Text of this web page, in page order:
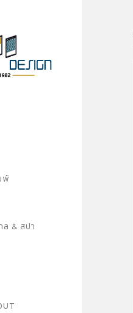
พ์
ล & สปา